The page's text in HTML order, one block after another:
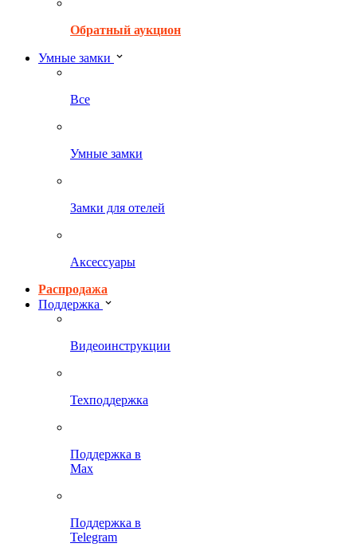
Обратный аукцион
Умные замки
Все
Умные замки
Замки для отелей
Аксессуары
Распродажа
Поддержка
Видеоинструкции
Техподдержка
Поддержка в
Max
Поддержка в
Telegram